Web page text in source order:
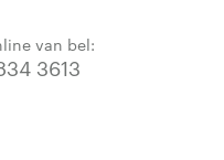
van bel:
3613